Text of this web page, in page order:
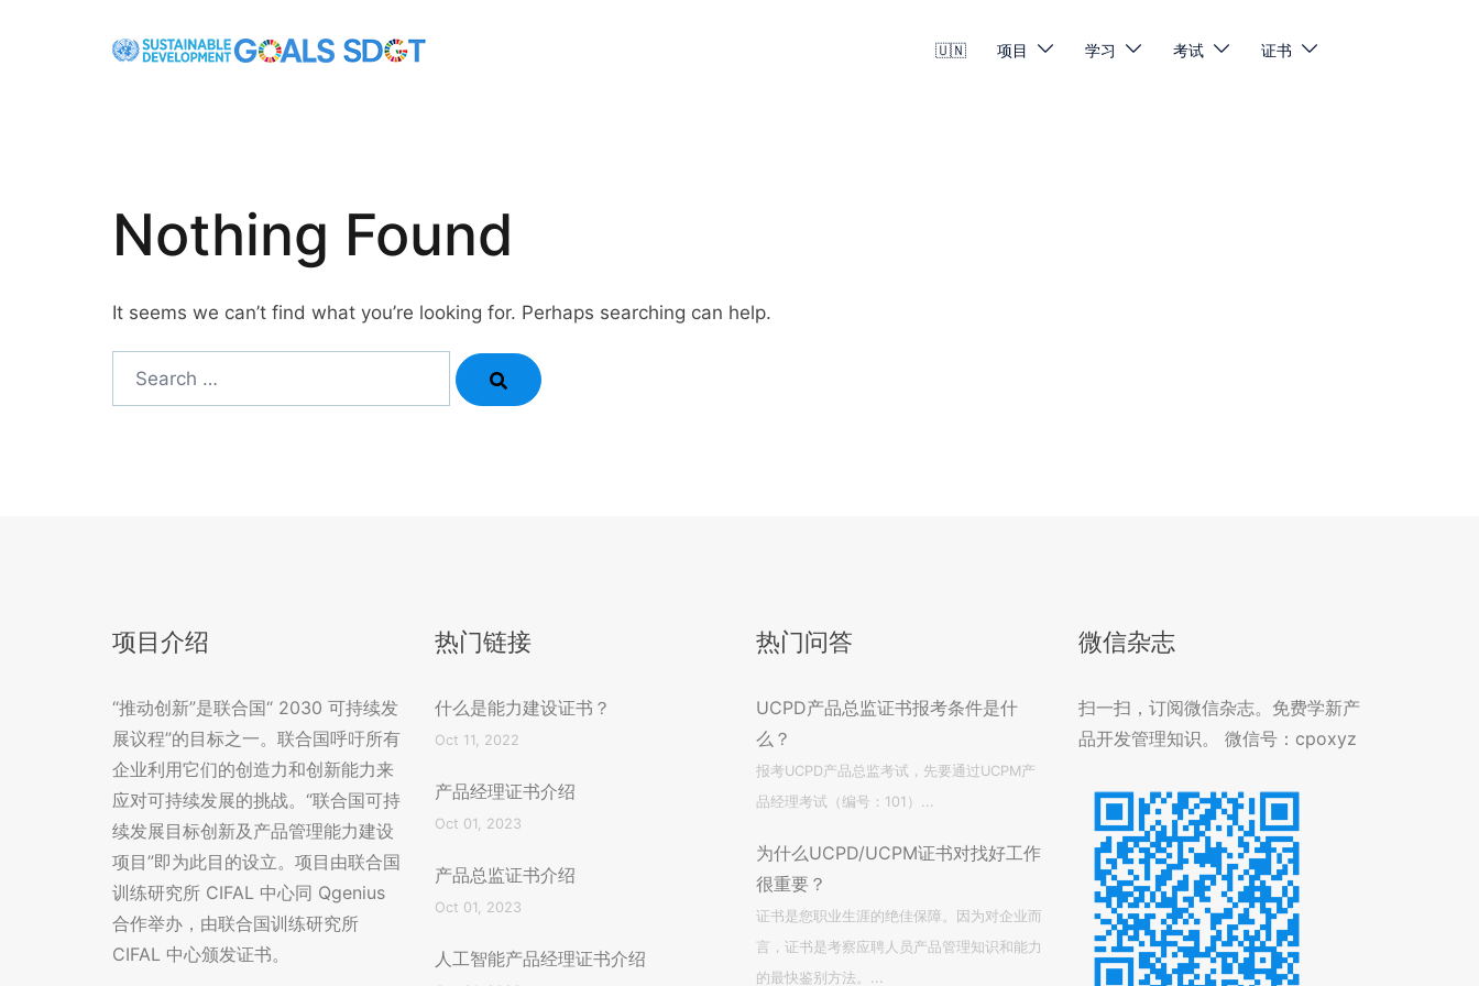
🇺🇳 项目 学习 考试 证书
Nothing Found
It seems we can’t find what you’re looking for. Perhaps searching can help.
Search…
项目介绍
“推动创新”是联合国“ 2030 可持续发
展议程”的目标之一。联合国呼吁所有
企业利用它们的创造力和创新能力来
应对可持续发展的挑战。“联合国可持
续发展目标创新及产品管理能力建设
项目”即为此目的设立。项目由联合国
训练研究所 CIFAL 中心同 Qgenius
合作举办，由联合国训练研究所
CIFAL 中心颁发证书。
热门链接
什么是能力建设证书？
Oct 11, 2022
产品经理证书介绍
Oct 01, 2023
产品总监证书介绍
Oct 01, 2023
人工智能产品经理证书介绍
热门问答
UCPD产品总监证书报考条件是什
么？
报考UCPD产品总监考试，先要通过UCPM产
品经理考试（编号：101）...
为什么UCPD/UCPM证书对找好工作
很重要？
证书是您职业生涯的绝佳保障。因为对企业而
言，证书是考察应聘人员产品管理知识和能力
的最快鉴别方法。...
微信杂志
扫一扫，订阅微信杂志。免费学新产
品开发管理知识。 微信号：cpoxyz